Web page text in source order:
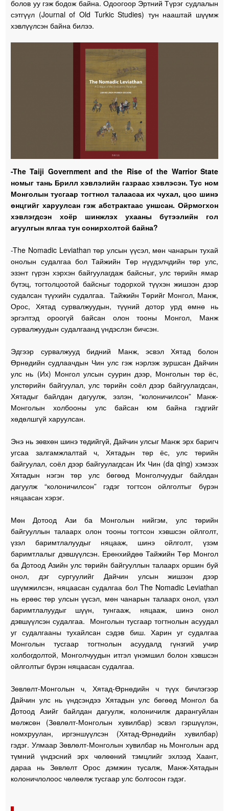
болов уу гэж бодож байна. Одоогоор Эртний Түрэг судлалын
сэтгүүл (Journal of Old Turkic Studies) тун нааштай шүүмж
хэвлүүлсэн байна билээ.
-The Taiji Government and the Rise of the Warrior State
номыг тань Брилл хэвлэлийн газраас хэвлэсэн. Тус ном
Монголын тусгаар тогтнол талаасаа их чухал, цоо шинэ
өнцгийг харуулсан гэж абстрактаас уншсан. Ойрмогхон
хэвлэгдсэн хоёр шинжлэх ухааны бүтээлийн гол
агуулгын ялгаа тун сонирхолтой байна?
-The Nomadic Leviathan төр улсын үүсэл, мөн чанарын тухай
онолын судалгаа бол Тайжийн Төр нүүдэлчдийн төр улс,
эзэнт гүрэн хэрхэн байгуулагдаж байсныг, улс төрийн ямар
бүтэц, тогтолцоотой байсныг тодорхой түүхэн жишээн дээр
судалсан түүхийн судалгаа. Тайжийн Төрийг Монгол, Манж,
Орос, Хятад сурвалжуудын, түүний дотор урд өмнө нь
эргэлтэд ороогүй байсан олон тооны Монгол, Манж
сурвалжуудын судалгаанд үндэслэн бичсэн.
Эдгээр сурвалжууд бидний Манж, эсвэл Хятад болон
Өрнөдийн судлаачдын Чин улс гэж нэрлэж зуршсан Дайчин
улс нь (Их) Монгол улсын суурин дээр, Монголын төр ёс,
улстөрийн байгуулал, улс төрийн соёл дээр байгуулагдсан,
Хятадыг байлдан дагуулж, эзлэн, “колоничилсон” Манж-
Монголын холбооны улс байсан юм байна гэдгийг
хөдөлшгүй харуулсан.
Энэ нь зөвхөн шинэ төдийгүй, Дайчин улсыг Манж эрх баригч
угсаа залгамжлалтай ч, Хятадын төр ёс, улс төрийн
байгуулал, соёл дээр байгуулагдсан Их Чин (da qing) хэмээх
Хятадын нэгэн төр улс бөгөөд Монголчуудыг байлдан
дагуулж “колоничилсон” гэдэг тогтсон ойлголтыг бүрэн
няцаасан хэрэг.
Мөн Дотоод Ази ба Монголын нийгэм, улс төрийн
байгууллын талаарх олон тооны тогтсон хэвшсэн ойлголт,
үзэл баримтлалуудыг няцааж, шинэ ойлголт, үзэм
баримтлалыг дэвшүүлсэн. Ерөнхийдөө Тайжийн Төр Монгол
ба Дотоод Азийн улс төрийн байгууллын талаарх оршин буй
онол, дэг сургуулийг Дайчин улсын жишээн дээр
шүүмжилсэн, няцаасан судалгаа бол The Nomadic Leviathan
нь ерөөс төр улсын үүсэл, мөн чанарын талаарх онол, үзэл
баримтлалуудыг шүүн, тунгааж, няцааж, шинэ онол
дэвшүүлсэн судалгаа. Монголын тусгаар тогтнолын асуудал
уг судалгааны тухайлсан сэдэв биш. Харин уг судалгаа
Монголын тусгаар тогтнолын асуудалд гүнзгий учир
холбогдолтой, Монголчуудын итгэл үнэмшил болон хэвшсэн
ойлголтыг бүрэн няцаасан судалгаа.
Зөвлөлт-Монголын ч, Хятад-Өрнөдийн ч түүх бичлэгээр
Дайчин улс нь үндсэндээ Хятадын улс бөгөөд Монгол ба
Дотоод Азийг байлдан дагуулж, колоничилж дарангуйлан
мөлжсөн (Зөвлөлт-Монголын хувилбар) эсвэл гэршүүлэн,
номхруулан, иргэншүүлсэн (Хятад-Өрнөдийн хувилбар)
гэдэг. Улмаар Зөвлөлт-Монголын хувилбар нь Монголын ард
түмний үндэсний эрх чөлөөний тэмцлийг эхлээд Хаант,
дараа нь Зөвлөлт Орос дэмжин тусалж, Манж-Хятадын
колоничлолоос чөлөөлж тусгаар улс болгосон гэдэг.